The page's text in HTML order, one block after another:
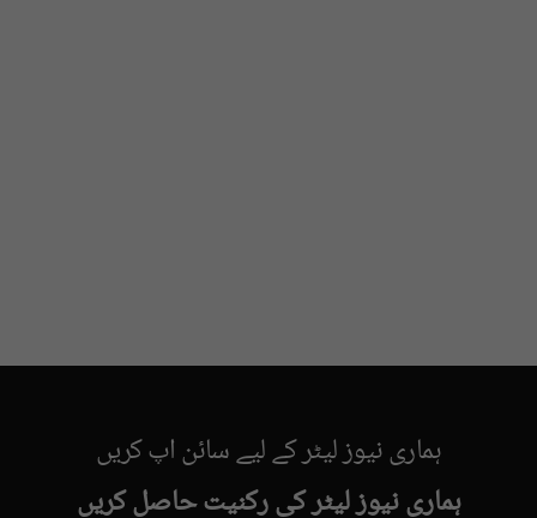
ہماری نیوز لیٹر کے لیے سائن اپ کریں
ہماری نیوز لیٹر کی رکنیت حاصل کریں